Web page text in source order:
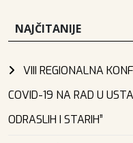
NAJČITANIJE
VIII REGIONALNA
COVID-19 NA RAD U
ODRASLIH I STARIH”